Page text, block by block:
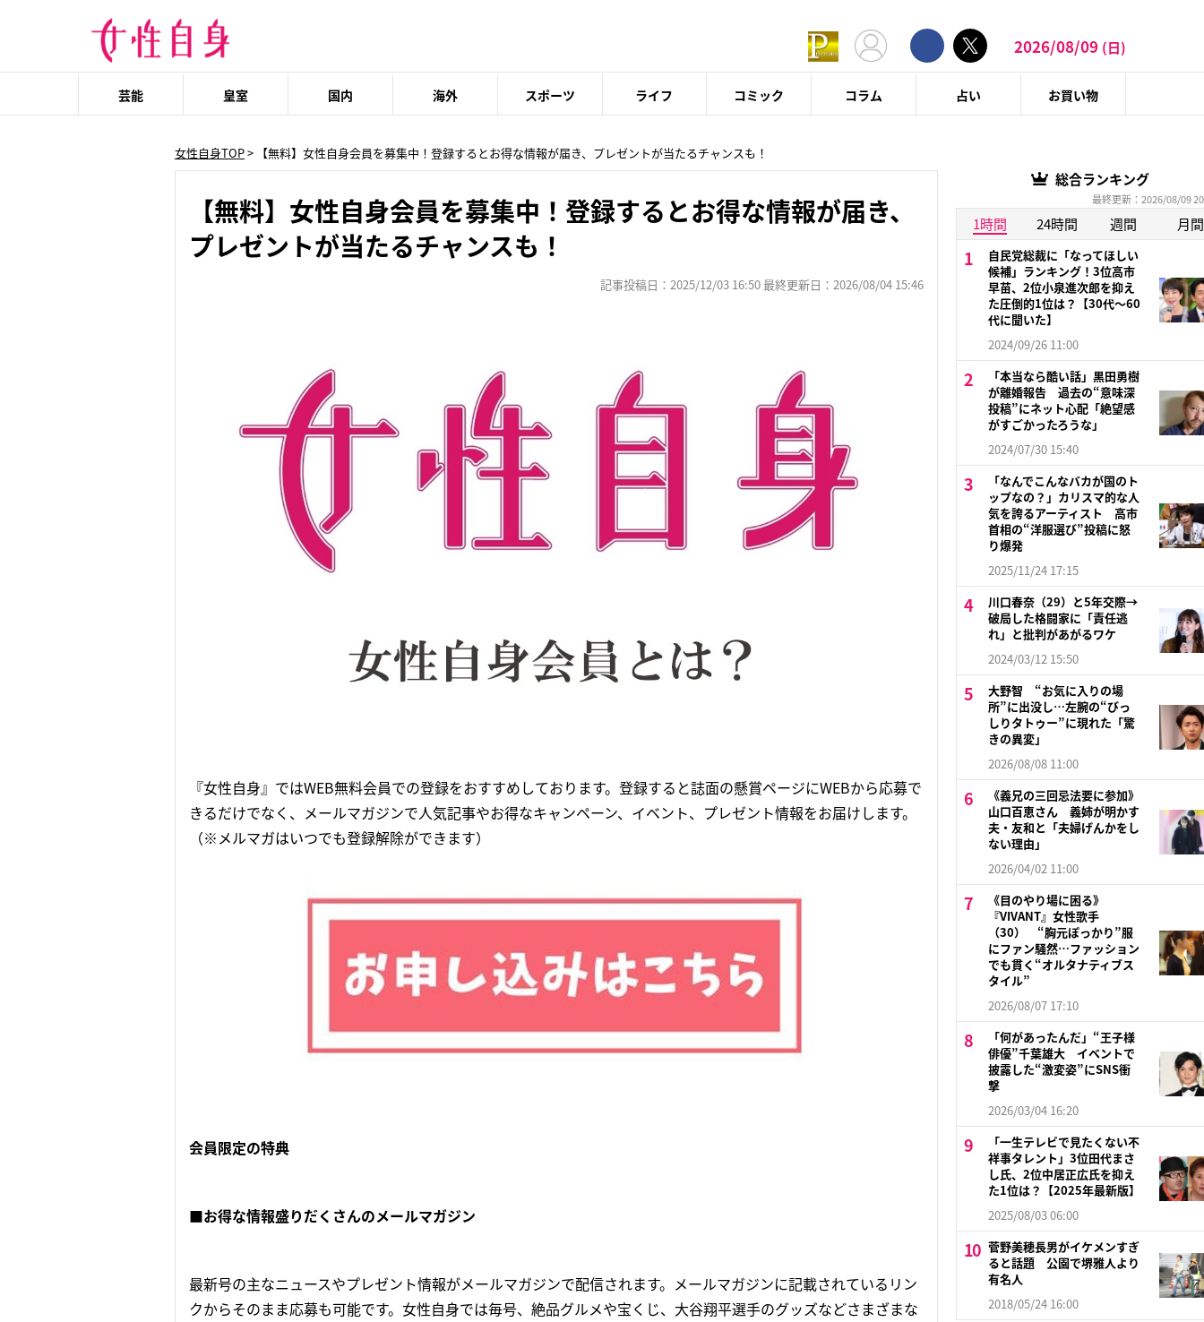
2026/08/09 (日)
芸能 皇室 国内 海外 スポーツ ライフ コミック コラム 占い お買い物
女性自身TOP> 【無料】女性自身会員を募集中！登録するとお得な情報が届き、プレゼントが当たるチャンスも！
【無料】女性自身会員を募集中！登録するとお得な情報が届き、
プレゼントが当たるチャンスも！
記事投稿日：2025/12/03 16:50 最終更新日：2026/08/04 15:46
『女性自身』ではWEB無料会員での登録をおすすめしております。登録すると誌面の懸賞ページにWEBから応募で
きるだけでなく、メールマガジンで人気記事やお得なキャンペーン、イベント、プレゼント情報をお届けします。
（※メルマガはいつでも登録解除ができます）
会員限定の特典
■お得な情報盛りだくさんのメールマガジン
最新号の主なニュースやプレゼント情報がメールマガジンで配信されます。メールマガジンに記載されているリン
クからそのまま応募も可能です。女性自身では毎号、絶品グルメや宝くじ、大谷翔平選手のグッズなどさまざまな
総合ランキング
最終更新：2026/08/09
1時間 24時間 週間 月間
自民党総裁に「なってほしい
候補」ランキング！3位高市
早苗、2位小泉進次郎を抑え
た圧倒的1位は？【30代〜60
代に聞いた】
2024/09/26 11:00
「本当なら酷い話」黒田勇樹
が離婚報告 過去の“意味深
投稿”にネット心配「絶望感
がすごかったろうな」
2024/07/30 15:40
「なんでこんなバカが国のト
ップなの？」カリスマ的な人
気を誇るアーティスト 高市
首相の“洋服選び”投稿に怒
り爆発
2025/11/24 17:15
川口春奈（29）と5年交際→
破局した格闘家に「責任逃
れ」と批判があがるワケ
2024/03/12 15:50
大野智 “お気に入りの場
所”に出没し…左腕の“びっ
しりタトゥー”に現れた「驚
きの異変」
2026/08/08 11:00
《義兄の三回忌法要に参加》
山口百恵さん 義姉が明かす
夫・友和と「夫婦げんかをし
ない理由」
2026/04/02 11:00
《目のやり場に困る》
『VIVANT』女性歌手
（30） “胸元ぽっかり”服
にファン騒然…ファッション
でも貫く“オルタナティブス
タイル”
2026/08/07 17:10
「何があったんだ」“王子様
俳優”千葉雄大 イベントで
披露した“激変姿”にSNS衝
撃
2026/03/04 16:20
「一生テレビで見たくない不
祥事タレント」3位田代まさ
し氏、2位中居正広氏を抑え
た1位は？【2025年最新版】
2025/08/03 06:00
菅野美穂長男がイケメンすぎ
ると話題 公園で堺雅人より
有名人
2018/05/24 16:00